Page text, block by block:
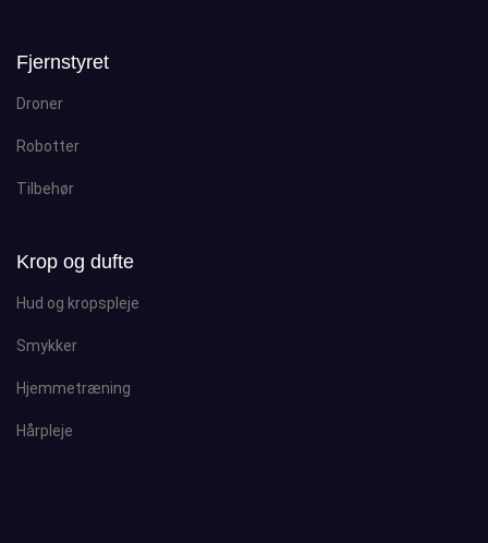
Fjernstyret
Droner
Robotter
Tilbehør
Krop og dufte
Hud og kropspleje
Smykker
Hjemmetræning
Hårpleje